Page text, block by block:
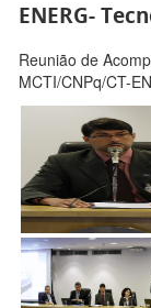
ENERG-
Reunião de
MCTI/CNPq/CT-